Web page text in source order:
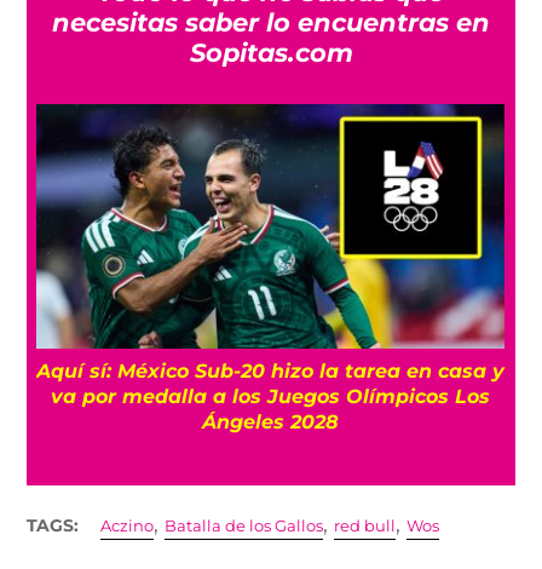
necesitas saber lo encuentras en
Sopitas.com
¿A qué hora y dónde ver la clausura de los
Juegos Centroamericanos 2026?
TAGS: Aczino, Batalla de los Gallos, red bull,Wos